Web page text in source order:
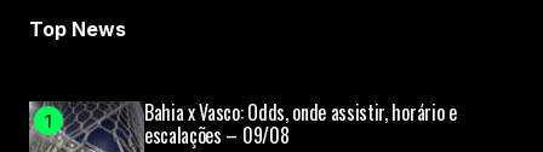
Top News
Bahia x Vasco: Odds, onde assistir, horário e
escalações – 09/08